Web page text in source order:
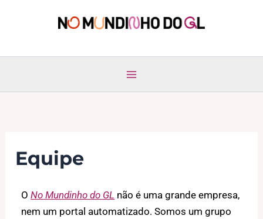
conteúdo
Equipe
ONo Mundinho do GL não é uma grande empresa,
nem um portal automatizado. Somos um grupo